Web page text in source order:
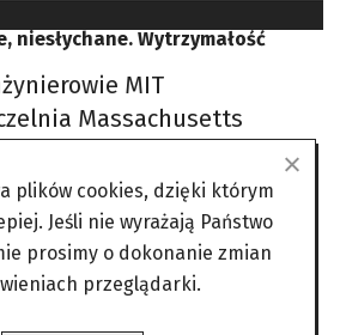
niesłychane. Wytrzymałość
MIT
Massachusetts
przeprowadzając
zbadali sztywność i
powłoki na
Okazało się, że podczas
pierwsze
przy użyciu dokładnie
plików cookies, dzięki którym
Jeśli nie wyrażają Państwo
prosimy o dokonanie zmian
przeglądarki.